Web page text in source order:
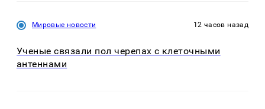
Мировые новости 12 часов назад
Ученые связали пол черепах с клеточными
антеннами